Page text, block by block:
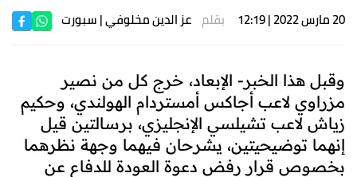
20 مارس 2022 | 12:19 بقلم عز الدين مخلوفي| سبورت
وقبل هذا الخبر- الإبعاد، خرج كل من نصير
مزراوي لاعب أجاكس أمستردام الهولندي، وحكيم
زياش لاعب تشيلسي الإنجليزي، برسالتين قيل
إنهما توضيحيتين، يشرحان فيهما وجهة نظرهما
بخصوص قرار رفض دعوة العودة للدفاع عن